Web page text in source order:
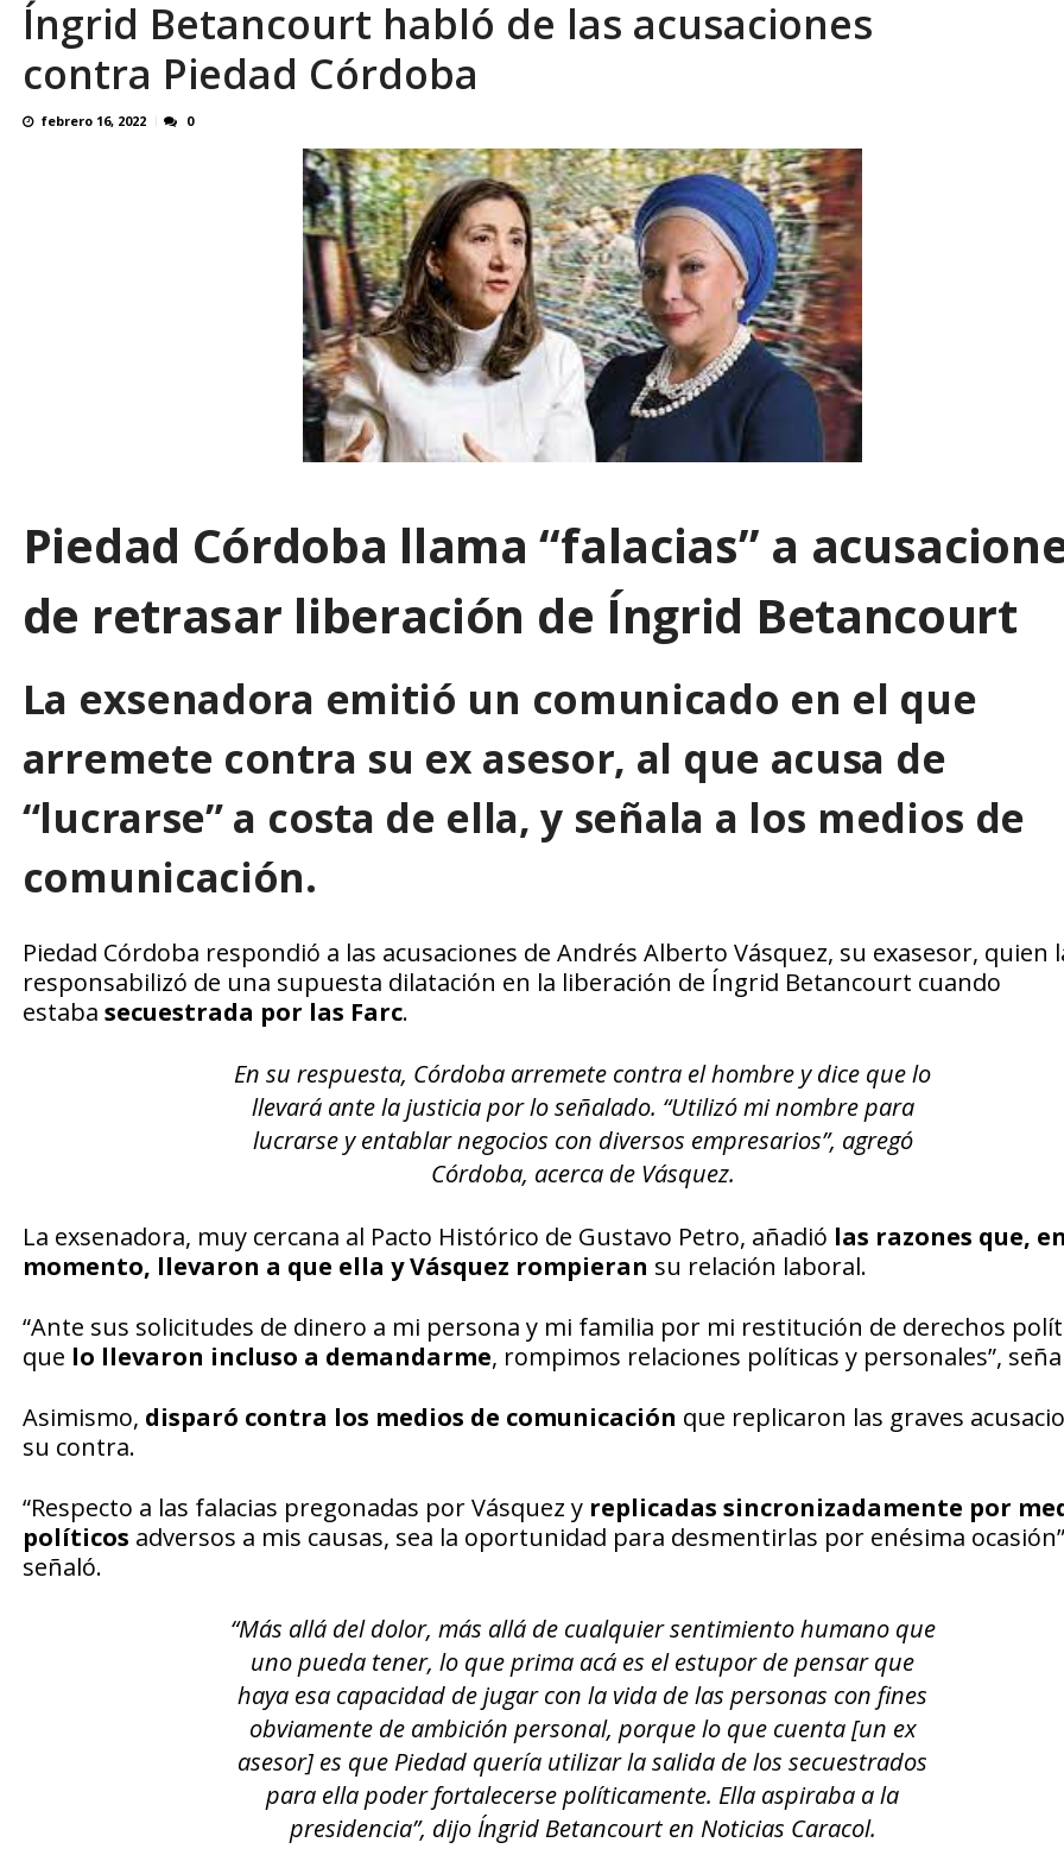
¿QUE PROTEGES TU? Por: Miguel Ángel León R AGOSTO 8, 2026
Íngrid Betancourt habló de las acusaciones
contra Piedad Córdoba
febrero 16, 2022 0
Piedad Córdoba llama “falacias” a
de retrasar liberación de Íngrid Betancourt
La exsenadora emitió un comunicado en el que
arremete contra su ex asesor, al que acusa de
“lucrarse” a costa de ella, y señala a los medios de
comunicación.
Piedad Córdoba respondió a las acusaciones de Andrés Alberto Vásquez, su exasesor, quien
responsabilizó de una supuesta dilatación en la liberación de Íngrid Betancourt cuando
estaba secuestrada por las Farc.
En su respuesta, Córdoba arremete contra el hombre y dice que lo
llevará ante la justicia por lo señalado. “Utilizó mi nombre para
lucrarse y entablar negocios con diversos empresarios”, agregó
Córdoba, acerca de Vásquez.
La exsenadora, muy cercana al Pacto Histórico de Gustavo Petro, añadió las razones que,
momento, llevaron a que ella y Vásquez rompieran su relación laboral.
“Ante sus solicitudes de dinero a mi persona y mi familia por mi restitución de derechos
que lo llevaron incluso a demandarme, rompimos relaciones políticas y personales”,
Asimismo, disparó contra los medios de comunicación que replicaron las graves
su contra.
“Respecto a las falacias pregonadas por Vásquez yreplicadas sincronizadamente por
políticos adversos a mis causas, sea la oportunidad para desmentirlas por enésima
señaló.
“Más allá del dolor, más allá de cualquier sentimiento humano que
uno pueda tener, lo que prima acá es el estupor de pensar que
haya esa capacidad de jugar con la vida de las personas con fines
obviamente de ambición personal, porque lo que cuenta [un ex
asesor] es que Piedad quería utilizar la salida de los secuestrados
para ella poder fortalecerse políticamente. Ella aspiraba a la
presidencia”, dijo Íngrid Betancourt en Noticias Caracol.